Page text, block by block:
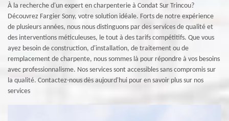
À la recherche d'un expert en charpenterie à Condat Sur Trincou?
Découvrez Fargier Sony, votre solution idéale. Forts de notre expérience
de plusieurs années, nous nous distinguons par des services de qualité et
des interventions méticuleuses, le tout à des tarifs compétitifs. Que vous
ayez besoin de construction, d'installation, de traitement ou de
remplacement de charpente, nous sommes là pour répondre à vos besoins
avec professionnalisme. Nos services sont accessibles sans compromis sur
la qualité. Contactez-nous dès aujourd'hui pour en savoir plus sur nos
services